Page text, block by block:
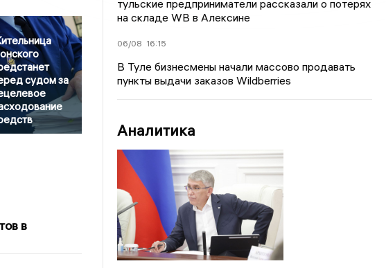
судом за
в
тульские предприниматели рассказали о потерях
на складе WB в Алексине
06/08 16:15
В Туле бизнесмены начали массово продавать
пункты выдачи заказов Wildberries
Аналитика